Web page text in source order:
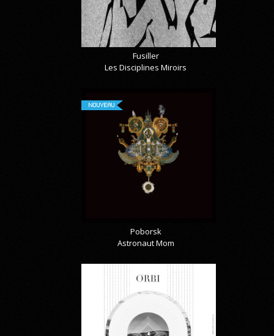
Fusiller
Les Disciplines Miroirs
NOUVEAU
Poborsk
Astronaut Mom